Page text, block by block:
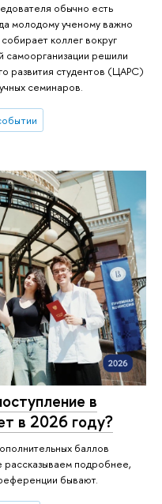
обычно есть
молодому ученому важно
коллег вокруг
самоорганизации решили
развития студентов (ЦАРС)
семинаров.
в
в 2026 году?
баллов
подробнее,
бывают.